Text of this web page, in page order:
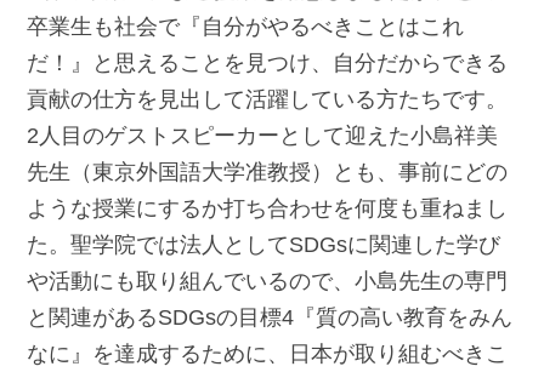
卒業生も社会で『自分がやるべきことはこれ
だ！』と思えることを見つけ、自分だからできる
貢献の仕方を見出して活躍している方たちです。
2人目のゲストスピーカーとして迎えた小島祥美
先生（東京外国語大学准教授）とも、事前にどの
ような授業にするか打ち合わせを何度も重ねまし
た。聖学院では法人としてSDGsに関連した学び
や活動にも取り組んでいるので、小島先生の専門
と関連があるSDGsの目標4『質の高い教育をみん
なに』を達成するために、日本が取り組むべきこ